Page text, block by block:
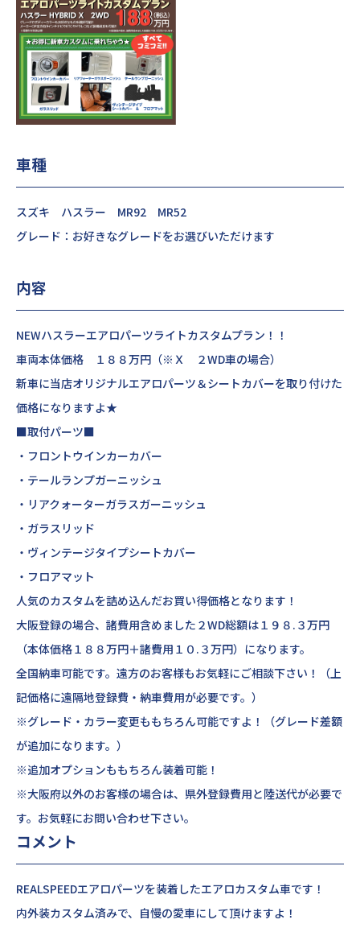
車種
スズキ ハスラー MR92 MR52
グレード：お好きなグレードをお選びいただけます
内容
NEWハスラーエアロパーツライトカスタムプラン！！
車両本体価格 １８８万円（※Ｘ ２WD車の場合）
新車に当店オリジナルエアロパーツ＆シートカバーを取り付けた
価格になりますよ★
■取付パーツ■
・フロントウインカーカバー
・テールランプガーニッシュ
・リアクォーターガラスガーニッシュ
・ガラスリッド
・ヴィンテージタイプシートカバー
・フロアマット
人気のカスタムを詰め込んだお買い得価格となります！
大阪登録の場合、諸費用含めました２WD総額は１９８.３万円
（本体価格１８８万円＋諸費用１０.３万円）になります。
全国納車可能です。遠方のお客様もお気軽にご相談下さい！（上
記価格に遠隔地登録費・納車費用が必要です。）
※グレード・カラー変更ももちろん可能ですよ！（グレード差額
が追加になります。）
※追加オプションももちろん装着可能！
※大阪府以外のお客様の場合は、県外登録費用と陸送代が必要で
す。お気軽にお問い合わせ下さい。
コメント
REALSPEEDエアロパーツを装着したエアロカスタム車です！
内外装カスタム済みで、自慢の愛車にして頂けますよ！